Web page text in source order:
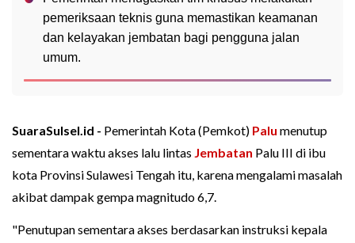
pemeriksaan teknis guna memastikan keamanan
dan kelayakan jembatan bagi pengguna jalan
umum.
SuaraSulsel.id - Pemerintah Kota (Pemkot) Palu menutup
sementara waktu akses lalu lintas Jembatan Palu III di ibu
kota Provinsi Sulawesi Tengah itu, karena mengalami masalah
akibat dampak gempa magnitudo 6,7.
"Penutupan sementara akses berdasarkan instruksi kepala